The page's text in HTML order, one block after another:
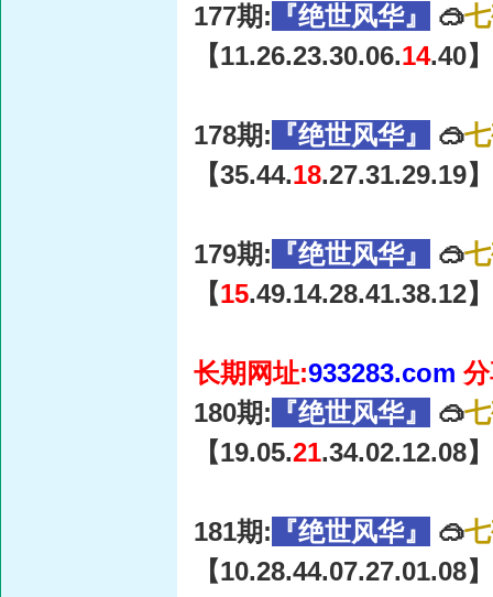
177期: 『绝世风华』 🥽
【11.26.23.30.06.14.40】
178期: 『绝世风华』 🥽
【35.44.18.27.31.29.19】
179期: 『绝世风华』 🥽
【15.49.14.28.41.38.12】
长期网址:933283.com
180期: 『绝世风华』 🥽
【19.05.21.34.02.12.08】
181期: 『绝世风华』 🥽
【10.28.44.07.27.01.08】